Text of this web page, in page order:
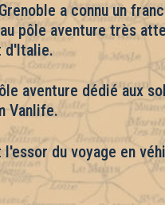
a connu un
pôle aventure très
d'Italie.
aventure dédié aux
Vanlife.
du voyage en